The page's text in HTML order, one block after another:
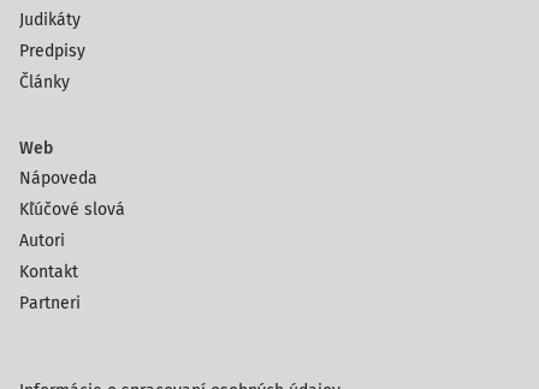
Judikáty
Predpisy
Články
Web
Nápoveda
Kľúčové slová
Autori
Kontakt
Partneri